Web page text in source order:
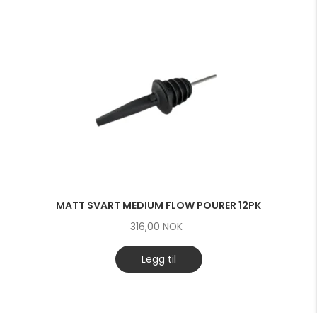
MATT SVART MEDIUM FLOW POURER 12PK
316,00 NOK
Legg til